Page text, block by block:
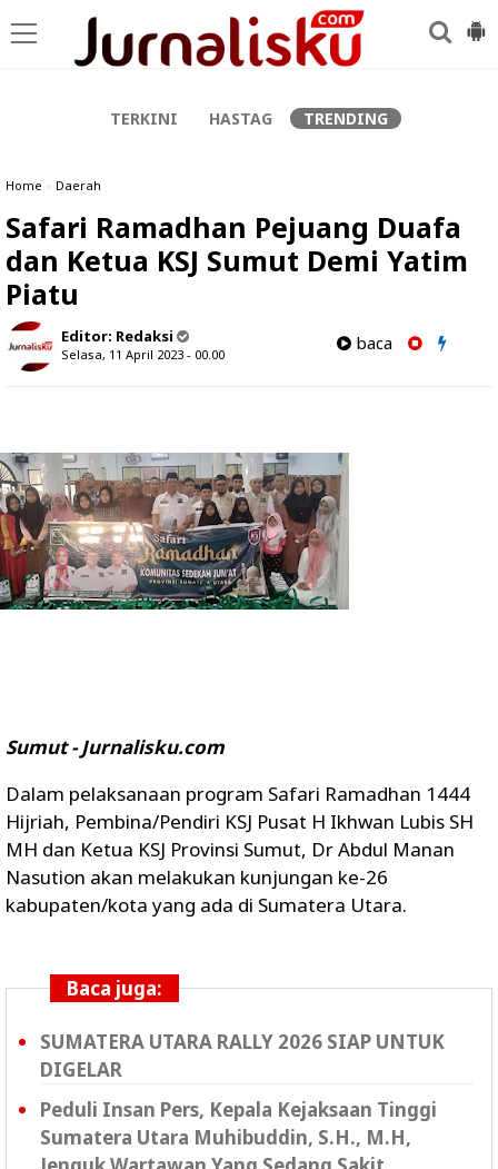
TERKINI HASTAG TRENDING
Home » Daerah
Safari Ramadhan Pejuang Duafa
dan Ketua KSJ Sumut Demi Yatim
Piatu
Editor: Redaksi
Selasa, 11 April 2023 - 00.00
baca
Sumut - Jurnalisku.com
Dalam pelaksanaan program Safari Ramadhan 1444
Hijriah, Pembina/Pendiri KSJ Pusat H Ikhwan Lubis SH
MH dan Ketua KSJ Provinsi Sumut, Dr Abdul Manan
Nasution akan melakukan kunjungan ke-26
kabupaten/kota yang ada di Sumatera Utara.
Baca juga:
SUMATERA UTARA RALLY 2026 SIAP UNTUK
DIGELAR
Peduli Insan Pers, Kepala Kejaksaan Tinggi
Sumatera Utara Muhibuddin, S.H., M.H,